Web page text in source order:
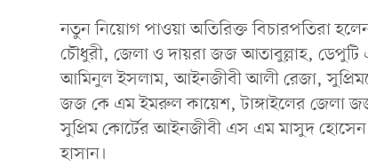
নতুন নিয়োগ পাওয়া অতিরিক্ত বিচারপতিরা
চৌধুরী, জেলা ও দায়রা জজ আতাবুল্লাহ, ডেপুটি
আমিনুল ইসলাম, আইনজীবী আলী রেজা,
জজ কে এম ইমরুল কায়েশ, টাঙ্গাইলের জেলা জজ
সুপ্রিম কোর্টের আইনজীবী এস এম মাসুদ
হাসান।